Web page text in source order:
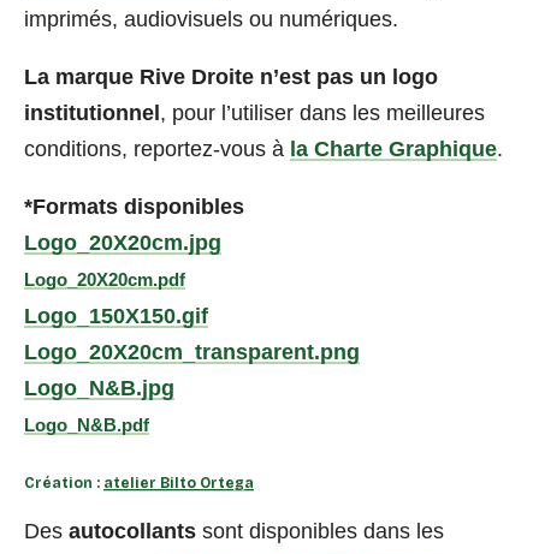
fenêtre)
imprimés, audiovisuels ou numériques.
La marque Rive Droite n’est pas un logo
institutionnel , pour l’utiliser dans les meilleures
conditions, reportez-vous à la Charte Graphique.
*Formats disponibles
Logo_20X20cm.jpg
Logo_20X20cm.pdf(nouvelle
fenêtre)
Logo_150X150.gif
Logo_20X20cm_transparent.png
Logo_N&B.jpg
Logo_N&B.pdf(nouvelle
Création : atelier Bilto Ortega
Des autocollants sont disponibles dans les